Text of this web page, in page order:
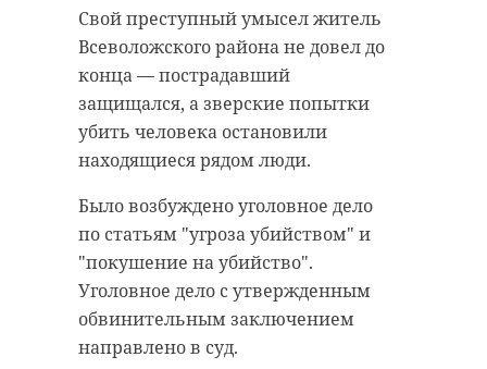
Свой преступный умысел житель
Всеволожского района не довел до
конца — пострадавший
защищался, а зверские попытки
убить человека остановили
находящиеся рядом люди.
Было возбуждено уголовное дело
по статьям "угроза убийством" и
"покушение на убийство".
Уголовное дело с утвержденным
обвинительным заключением
направлено в суд.
"Согласно летописи, в
1509 году
новгородский
архиепископ
Серапион приказал
«дописан бысть
Деисус в Софеи
святой сысполна».
Известны даже
имена мастеров —
Ондрей Лаврентьев и
Дерма Ярцев сын",
стоит пытаться убирать утечку
самому — лучше сразу звонить по
номеру 112 и ждать помощи
специалистов.
UPD.: Позднее в МЧС уточнили, что
сначала лоб в лоб столкнулись
Ford Transit и УАЗ "Профи", после
чего в ДТП попал и легковой
Volkswagen. В результате аварии
травмы получил 24-летний
мужчина.
На место оперативно прибыли